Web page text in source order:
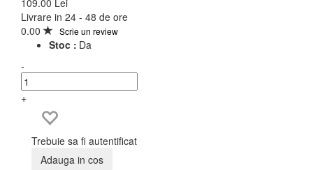
Livrare in 24 - 48 de ore
0.00
Scrie un review
Stoc : Da
-
+
Trebuie sa fi autentificat
Adauga in cos